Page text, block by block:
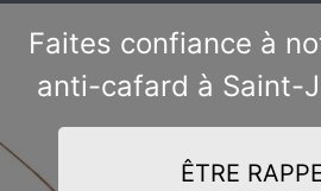
Faites confiance à
anti-cafard à Saint-
ÊTRE